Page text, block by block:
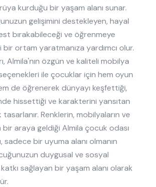
kurduğu bir yaşam alanı sunar.
gelişimini destekleyen, hayal
bırakabileceği ve öğrenmeye
ortam yaratmanıza yardımcı olur.
Almila'nın özgün ve kaliteli mobilya
ile çocuklar için hem oyun
de öğrenerek dünyayı keşfettiği,
hissettiği ve karakterini yansıtan
Renklerin, mobilyaların ve
bir araya geldiği Almila çocuk odası
sadece bir uyuma alanı olmanın
duygusal ve sosyal
sağlayan bir yaşam alanı olarak